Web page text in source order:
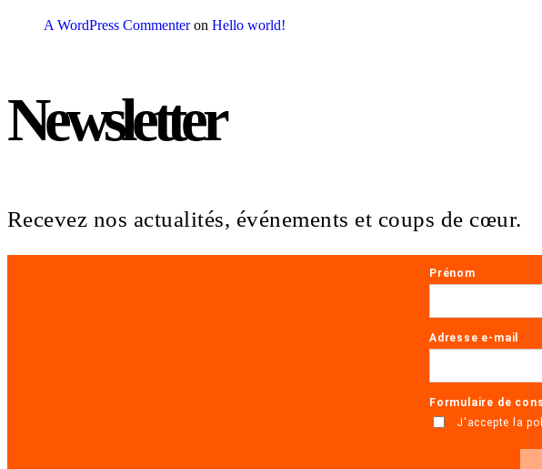
A WordPress Commenteron Hello world!
Newsletter
Recevez nos actualités, événements et coups de cœur.